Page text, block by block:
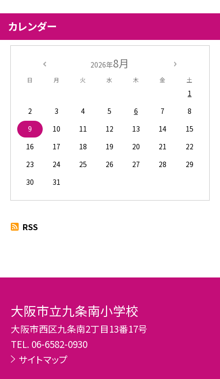
カレンダー
2026年8月
日 月 火 水 木 金 土
1
2
3 4 5 6 7
8
9
10 11 12 13 14
15
16
17 18 19 20 21
22
23
24 25 26 27 28
29
30
31
RSS
大阪市立九条南小学校
大阪市西区九条南2丁目13番17号
TEL. 06-6582-0930
サイトマップ